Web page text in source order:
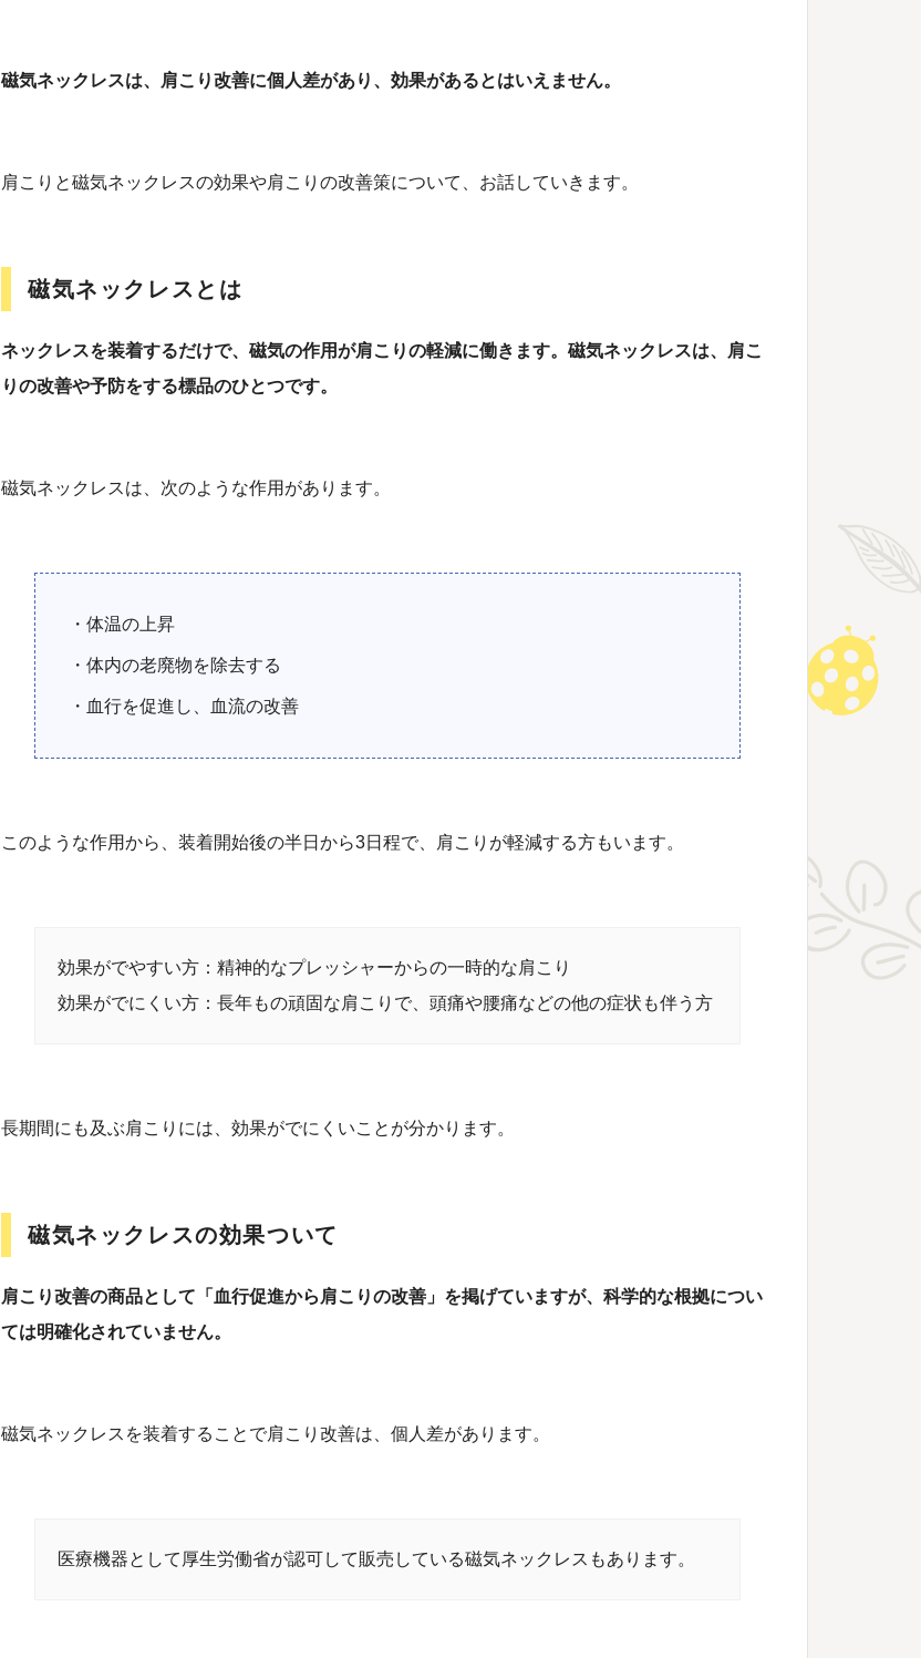
磁気ネックレスは、肩こり改善に個人差があり、効果があるとはいえません。
肩こりと磁気ネックレスの効果や肩こりの改善策について、お話していきます。
磁気ネックレスとは
ネックレスを装着するだけで、磁気の作用が肩こりの軽減に働きます。磁気ネックレスは、肩こ
りの改善や予防をする標品のひとつです。
磁気ネックレスは、次のような作用があります。
・体温の上昇
・体内の老廃物を除去する
・血行を促進し、血流の改善
このような作用から、装着開始後の半日から3日程で、肩こりが軽減する方もいます。
効果がでやすい方：精神的なプレッシャーからの一時的な肩こり
効果がでにくい方：長年もの頑固な肩こりで、頭痛や腰痛などの他の症状も伴う方
長期間にも及ぶ肩こりには、効果がでにくいことが分かります。
磁気ネックレスの効果ついて
肩こり改善の商品として「血行促進から肩こりの改善」を掲げていますが、科学的な根拠につい
ては明確化されていません。
磁気ネックレスを装着することで肩こり改善は、個人差があります。
医療機器として厚生労働省が認可して販売している磁気ネックレスもあります。